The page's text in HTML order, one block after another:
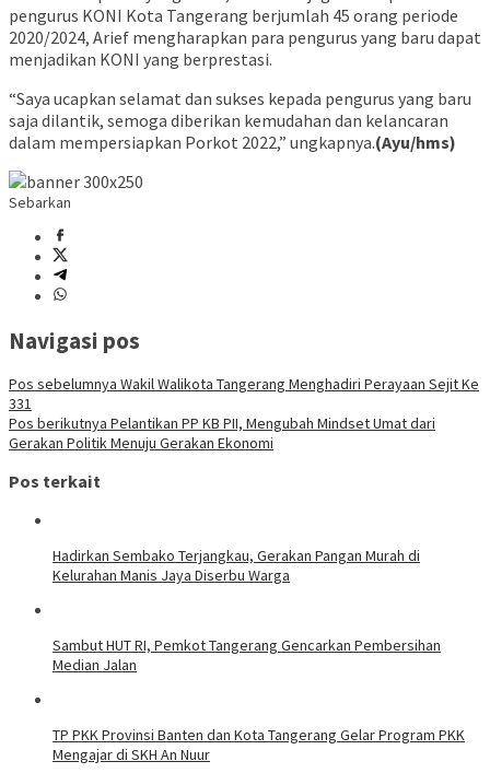
pengurus KONI Kota Tangerang berjumlah 45 orang periode
2020/2024, Arief mengharapkan para pengurus yang baru dapat
menjadikan KONI yang berprestasi.
“Saya ucapkan selamat dan sukses kepada pengurus yang baru
saja dilantik, semoga diberikan kemudahan dan kelancaran
dalam mempersiapkan Porkot 2022,” ungkapnya.(Ayu/hms)
Sebarkan
Navigasi pos
Pos sebelumnya Wakil Walikota Tangerang Menghadiri Perayaan Sejit Ke
331
Pos berikutnya Pelantikan PP KB PII, Mengubah Mindset Umat dari
Gerakan Politik Menuju Gerakan Ekonomi
Pos terkait
Hadirkan Sembako Terjangkau, Gerakan Pangan Murah di
Kelurahan Manis Jaya Diserbu Warga
Sambut HUT RI, Pemkot Tangerang Gencarkan Pembersihan
Median Jalan
TP PKK Provinsi Banten dan Kota Tangerang Gelar Program PKK
Mengajar di SKH An Nuur